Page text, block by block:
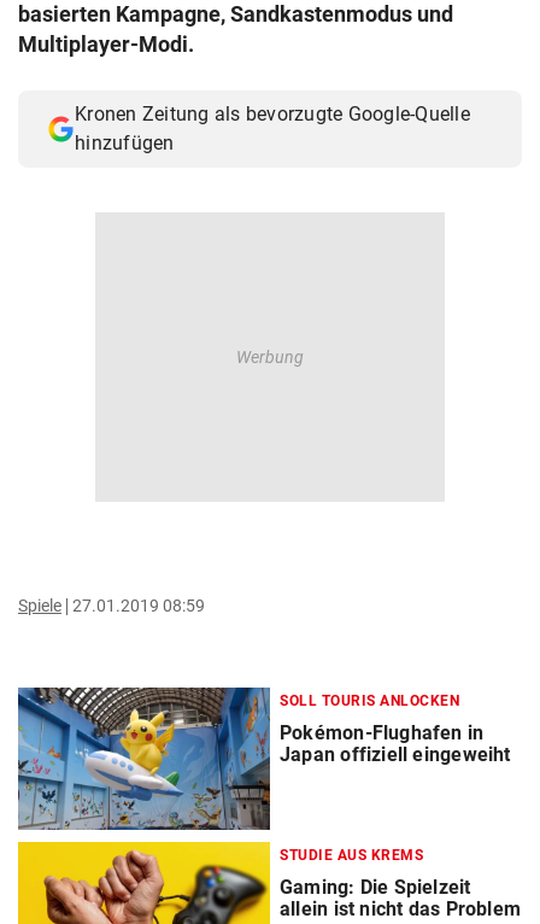
basierten Kampagne, Sandkastenmodus und
Multiplayer-Modi.
Kronen Zeitung als bevorzugte Google-Quelle
hinzufügen
Spiele 27.01.2019 08:59
SOLL TOURIS ANLOCKEN
Pokémon-Flughafen in
Japan offiziell eingeweiht
STUDIE AUS KREMS
Gaming: Die Spielzeit
allein ist nicht das Problem